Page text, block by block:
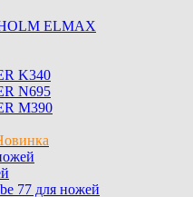
ELMAX
K340
N695
M390
77 для ножей